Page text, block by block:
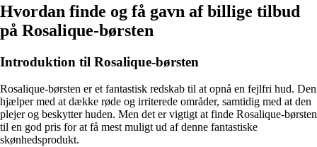
Hvordan finde og få gavn af billige tilbud
på Rosalique-børsten
Introduktion til Rosalique-børsten
Rosalique-børsten er et fantastisk redskab til at opnå en fejlfri hud. Den
hjælper med at dække røde og irriterede områder, samtidig med at den
plejer og beskytter huden. Men det er vigtigt at finde Rosalique-børsten
til en god pris for at få mest muligt ud af denne fantastiske
skønhedsprodukt.